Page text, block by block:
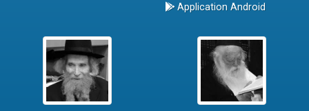
Application Android